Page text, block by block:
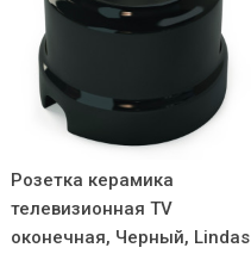
Розетка керамика
телевизионная TV
оконечная, Черный, Lindas